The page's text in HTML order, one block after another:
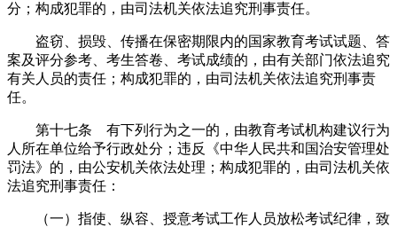
分；构成犯罪的，由司法机关依法追究刑事责任。
盗窃、损毁、传播在保密期限内的国家教育考试试题、答
案及评分参考、考生答卷、考试成绩的，由有关部门依法追究
有关人员的责任；构成犯罪的，由司法机关依法追究刑事责
任。
第十七条 有下列行为之一的，由教育考试机构建议行为
人所在单位给予行政处分；违反《中华人民共和国治安管理处
罚法》的，由公安机关依法处理；构成犯罪的，由司法机关依
法追究刑事责任：
（一）指使、纵容、授意考试工作人员放松考试纪律，致